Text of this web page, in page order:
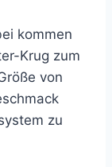
kommen
Krug zum
von
zu